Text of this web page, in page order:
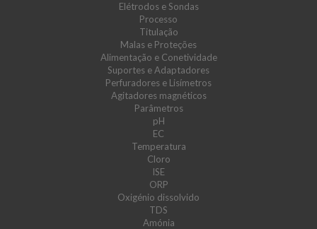
Elétrodos e Sondas
Processo
Titulação
Malas e Proteções
Alimentação e Conetividade
Suportes e Adaptadores
Perfuradores e Lisímetros
Agitadores magnéticos
Parâmetros
pH
EC
Temperatura
Cloro
ISE
ORP
Oxigénio dissolvido
TDS
Amónia